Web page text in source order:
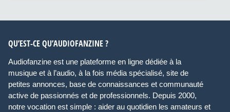
QU’EST-CE QU’AUDIOFANZINE ?
Audiofanzine est une plateforme en ligne dédiée à la
musique et à l’audio, à la fois média spécialisé, site de
petites annonces, base de connaissances et communauté
active de passionnés et de professionnels. Depuis 2000,
notre vocation est simple : aider au quotidien les amateurs et